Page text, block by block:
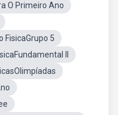
O Primeiro Ano
FisicaGrupo 5
II